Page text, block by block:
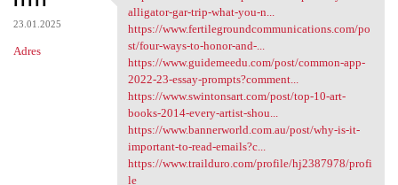
23.01.2025
Adres
https://www.boundless-pursuit
alligator-gar-trip-what-you-n...
https://www.fertilegroundcommunications.com/po
st/four-ways-to-honor-and-...
https://www.guidemeedu.com/post/common-app-
2022-23-essay-prompts?comment...
https://www.swintonsart.com/post/top-10-art-
books-2014-every-artist-shou...
https://www.bannerworld.com.au/post/why-is-it-
important-to-read-emails?c...
https://www.trailduro.com/profile/hj2387978/profi
le